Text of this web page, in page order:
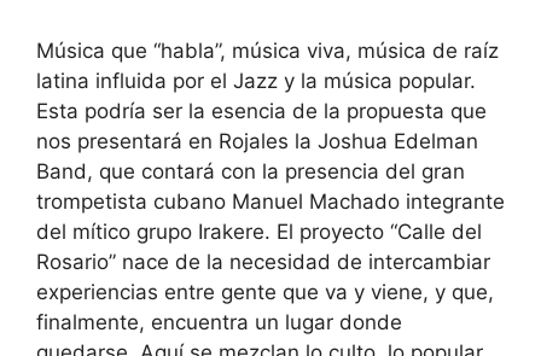
Música que “habla”, música viva, música de raíz
latina influida por el Jazz y la música popular.
Esta podría ser la esencia de la propuesta que
nos presentará en Rojales la Joshua Edelman
Band, que contará con la presencia del gran
trompetista cubano Manuel Machado integrante
del mítico grupo Irakere. El proyecto “Calle del
Rosario” nace de la necesidad de intercambiar
experiencias entre gente que va y viene, y que,
finalmente, encuentra un lugar donde